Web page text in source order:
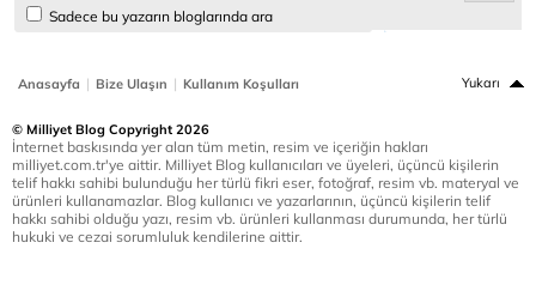
Sadece bu yazarın bloglarında ara
Anasayfa | Bize Ulaşın | Kullanım Koşulları Yukarı
© Milliyet Blog Copyright 2026
İnternet baskısında yer alan tüm metin, resim ve içeriğin hakları
milliyet.com.tr'ye aittir. Milliyet Blog kullanıcıları ve üyeleri, üçüncü kişilerin
telif hakkı sahibi bulunduğu her türlü fikri eser, fotoğraf, resim vb. materyal ve
ürünleri kullanamazlar. Blog kullanıcı ve yazarlarının, üçüncü kişilerin telif
hakkı sahibi olduğu yazı, resim vb. ürünleri kullanması durumunda, her türlü
hukuki ve cezai sorumluluk kendilerine aittir.